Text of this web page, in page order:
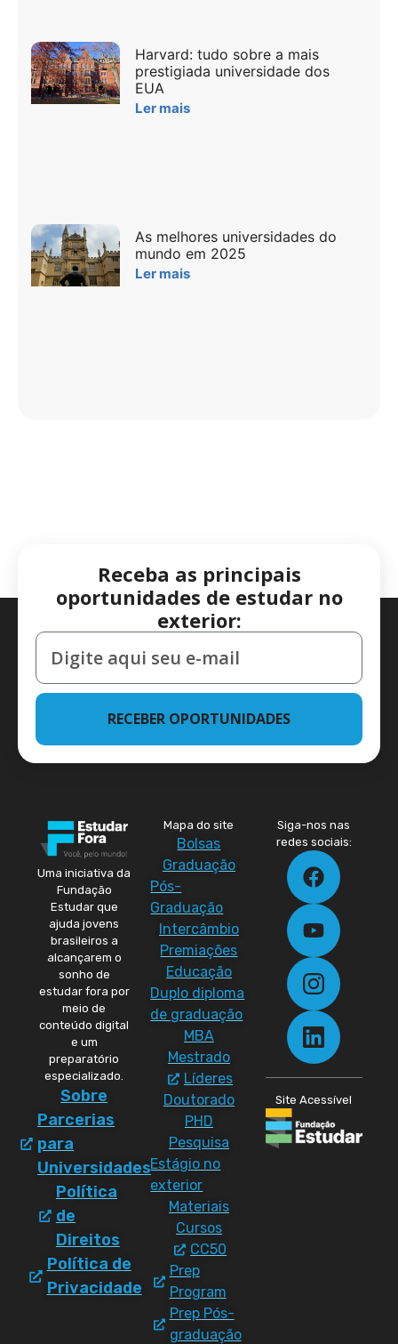
Harvard: tudo sobre a mais
prestigiada universidade dos
EUA
Ler mais
As melhores universidades do
mundo em 2025
Ler mais
Receba as principais
oportunidades de estudar no
exterior:
RECEBER OPORTUNIDADES
Uma iniciativa da
Fundação
Estudar que
ajuda jovens
brasileiros a
alcançarem o
sonho de
estudar fora por
meio de
conteúdo digital
e um
preparatório
especializado.
Sobre
Parcerias
para
Universidades
Política
de
Direitos
Política de
Privacidade
Mapa do site
Bolsas
Graduação
Pós-
Graduação
Intercâmbio
Premiações
Educação
Duplo diploma
de graduação
MBA
Mestrado
Líderes
Doutorado
PHD
Pesquisa
Estágio no
exterior
Materiais
Cursos
CC50
Prep
Program
Prep Pós-
graduação
Siga-nos nas
redes sociais:
Site Acessível